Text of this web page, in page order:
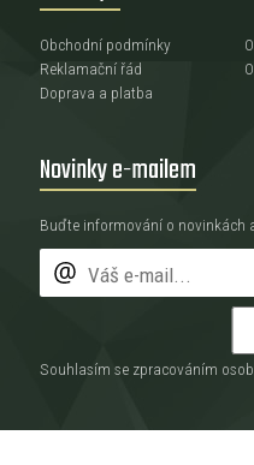
Obchodní podmínky
Reklamační řád
Doprava a platba
Novinky e-mailem
Buďte informování o novinkách
Souhlasím se zpracováním